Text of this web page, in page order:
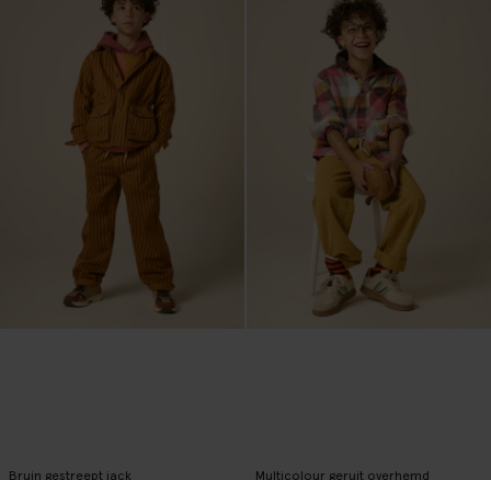
Bruin gestreept jack Multicolour geruit overhemd